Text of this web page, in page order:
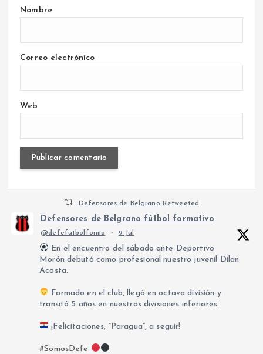
Nombre
Correo electrónico
Web
Defensores de Belgrano Retweeted
Defensores de Belgrano fútbol formativo
@defefutbolforma · 9 Jul
En el encuentro del sábado ante Deportivo
Morón debutó como profesional nuestro juvenil Dilan
Acosta.
Formado en el club, llegó en octava división y
transitó 5 años en nuestras divisiones inferiores.
¡Felicitaciones, “Paragua”, a seguir!
#SomosDefe